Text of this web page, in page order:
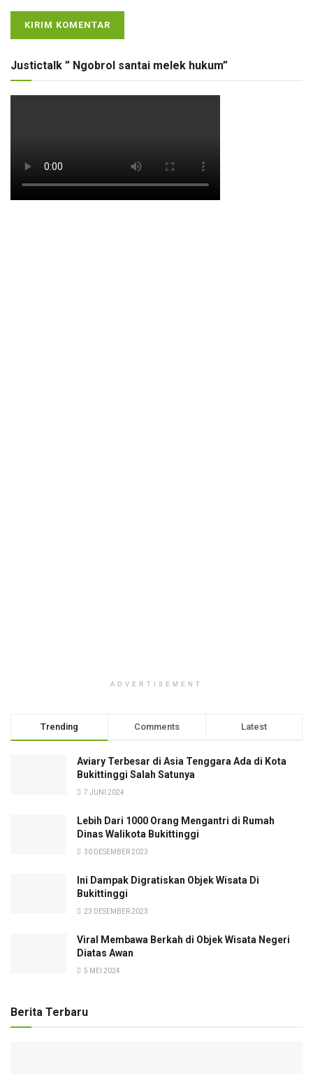
Justictalk ” Ngobrol santai melek hukum”
ADVERTISEMENT
Trending Comments Latest
Aviary Terbesar di Asia Tenggara Ada di Kota
Bukittinggi Salah Satunya
7 JUNI 2024
Lebih Dari 1000 Orang Mengantri di Rumah
Dinas Walikota Bukittinggi
30 DESEMBER 2023
Ini Dampak Digratiskan Objek Wisata Di
Bukittinggi
23 DESEMBER 2023
Viral Membawa Berkah di Objek Wisata Negeri
Diatas Awan
5 MEI 2024
Berita Terbaru